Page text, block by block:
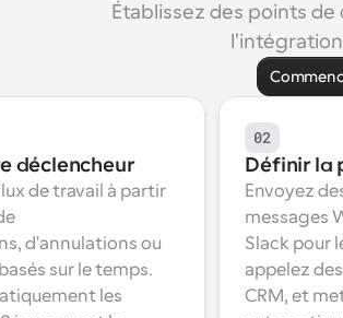
Établissez des points
déclencheur
de travail à partir
d'annulations ou
sur le temps.
les
02
Définir la
Envoyez
messages
Slack pour
appelez
CRM, et